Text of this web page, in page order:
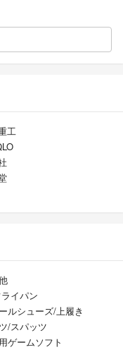
工
イパン
ルシューズ/上履き
/スパッツ
ゲームソフト